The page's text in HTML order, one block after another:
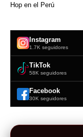
Hop en el Perú
Instagram
1.7K seguidores
TikTok
58K seguidores
Facebook
30K seguidores